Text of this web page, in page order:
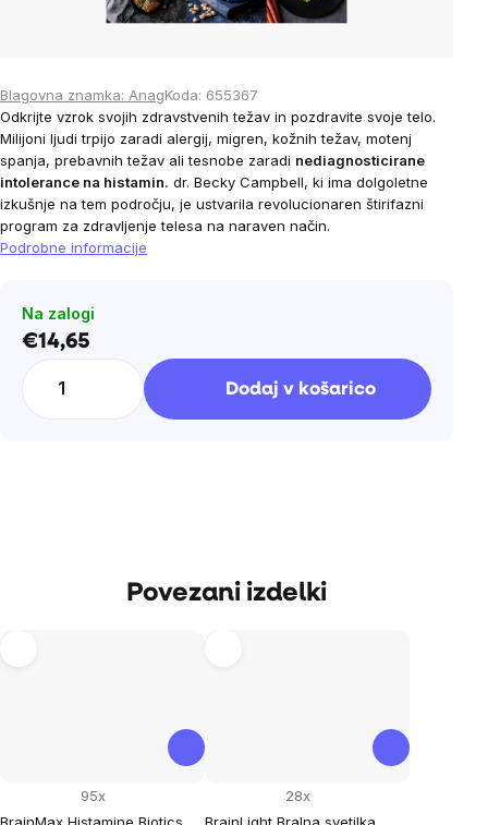
Blagovna znamka: AnagKoda: 655367
Odkrijte vzrok svojih zdravstvenih težav in pozdravite svoje telo.
Milijoni ljudi trpijo zaradi alergij, migren, kožnih težav, motenj
spanja, prebavnih težav ali tesnobe zaradi nediagnosticirane
intolerance na histamin. dr. Becky Campbell, ki ima dolgoletne
izkušnje na tem področju, je ustvarila revolucionaren štirifazni
program za zdravljenje telesa na naraven način.
Podrobne informacije
Na zalogi
€14,65Cena
Dodaj v košarico
Povezani izdelki
95x 28x